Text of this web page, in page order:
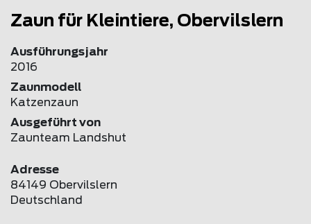
Zaun für Kleintiere, Obervilslern
Ausführungsjahr
2016
Zaunmodell
Katzenzaun
Ausgeführt von
Zaunteam Landshut
Adresse
84149 Obervilslern
Deutschland